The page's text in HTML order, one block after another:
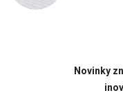
Novinky